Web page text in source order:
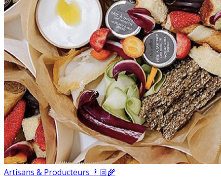
Artisans & Producteurs 👨🏻‍🌾